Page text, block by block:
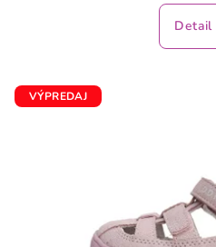
Detail
VÝPREDAJ